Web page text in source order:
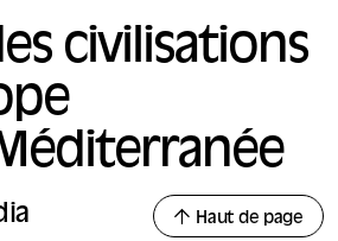
civilisations
Haut de page